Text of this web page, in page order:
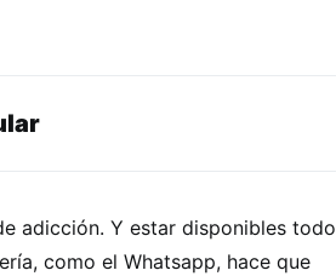
adicción. Y estar disponibles todo
como el Whatsapp, hace que